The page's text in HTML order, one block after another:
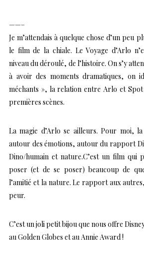
——–
Je m’attendais à quelque chose d’un peu
le film de la chiale. Le Voyage d’Arlo
niveau du déroulé, de l’histoire. On s’y
à avoir des moments dramatiques, on
méchants », la relation entre Arlo et Spot
premières scènes.
La magie d’Arlo se ailleurs. Pour moi,
autour des émotions, autour du rapport
Dino/humain et nature.C’est un film qui
poser (et de se poser) beaucoup de
l’amitié et la nature. Le rapport aux
peur.
C’est un joli petit bijou que nous offre
au Golden Globes et au Annie Award !